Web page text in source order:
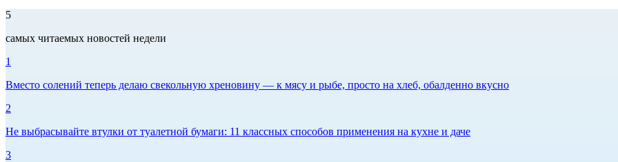
5
самых читаемых новостей недели
1
Вместо солений теперь делаю свекольную хреновину — к мясу и рыбе, просто на хлеб, обалденно вкусно
2
Не выбрасывайте втулки от туалетной бумаги: 11 классных способов применения на кухне и даче
3